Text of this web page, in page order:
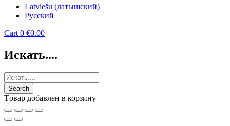
Latviešu (латышский)
Русский
Cart 0 €0.00
Искать....
Tовар добавлен в корзину